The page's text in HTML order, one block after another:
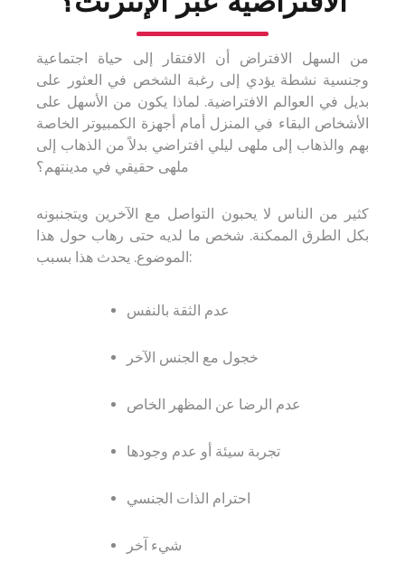
من السهل الافتراض أن الافتقار إلى حياة اجتماعية
وجنسية نشطة يؤدي إلى رغبة الشخص في العثور على
بديل في العوالم الافتراضية. لماذا يكون من الأسهل على
الأشخاص البقاء في المنزل أمام أجهزة الكمبيوتر الخاصة
بهم والذهاب إلى ملهى ليلي افتراضي بدلاً من الذهاب إلى
ملهى حقيقي في مدينتهم؟
كثير من الناس لا يحبون التواصل مع الآخرين ويتجنبونه
بكل الطرق الممكنة. شخص ما لديه حتى رهاب حول هذا
الموضوع. يحدث هذا بسبب:
عدم الثقة بالنفس
خجول مع الجنس الآخر
عدم الرضا عن المظهر الخاص
تجربة سيئة أو عدم وجودها
احترام الذات الجنسي
شيء آخر